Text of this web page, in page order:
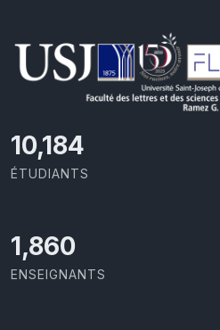
10,801
ÉTUDIANTS
1,973
ENSEIGNANTS